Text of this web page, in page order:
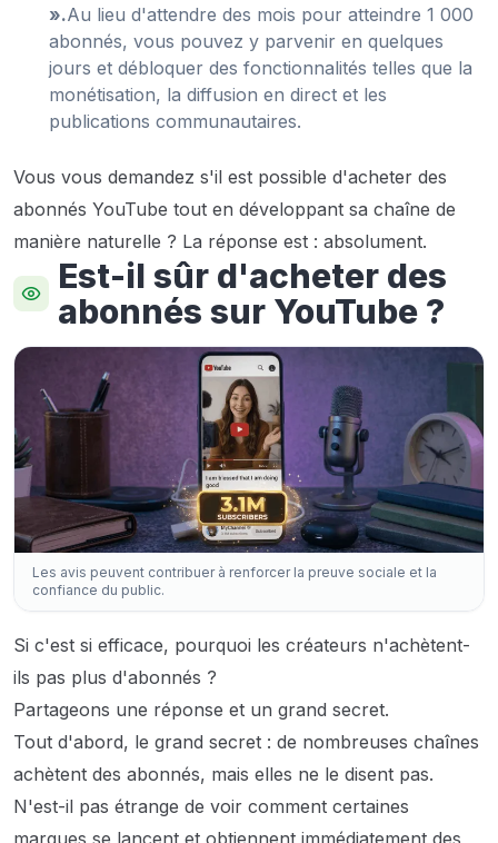
».Au lieu d'attendre des mois pour atteindre 1 000
abonnés, vous pouvez y parvenir en quelques
jours et débloquer des fonctionnalités telles que la
monétisation, la diffusion en direct et les
publications communautaires.
Vous vous demandez s'il est possible d'acheter des
abonnés YouTube tout en développant sa chaîne de
manière naturelle ? La réponse est : absolument.
Est-il sûr d'acheter des
abonnés sur YouTube ?
Les avis peuvent contribuer à renforcer la preuve sociale et la
confiance du public.
Si c'est si efficace, pourquoi les créateurs n'achètent-
ils pas plus d'abonnés ?
Partageons une réponse et un grand secret.
Tout d'abord, le grand secret : de nombreuses chaînes
achètent des abonnés, mais elles ne le disent pas.
N'est-il pas étrange de voir comment certaines
marques se lancent et obtiennent immédiatement des